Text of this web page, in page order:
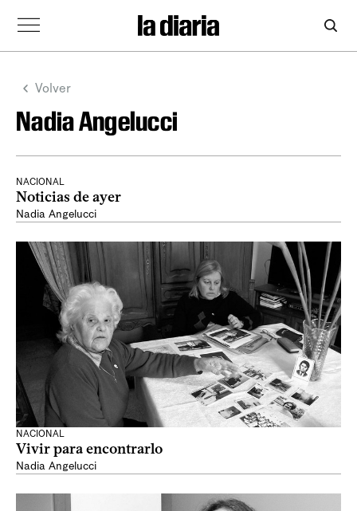
Volver
Nadia Angelucci
NACIONAL
Noticias de ayer
Nadia Angelucci
NACIONAL
Vivir para encontrarlo
Nadia Angelucci